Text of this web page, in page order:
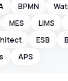
BPMN
MES LIMS
ESB
APS